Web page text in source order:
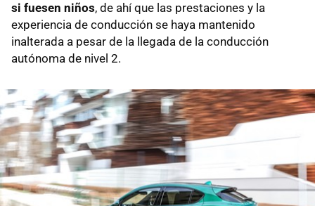
si fuesen niños, de ahí que las prestaciones y la
experiencia de conducción se haya mantenido
inalterada a pesar de la llegada de la conducción
autónoma de nivel 2.